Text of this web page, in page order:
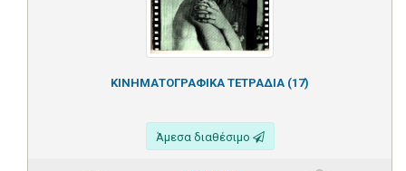
ΚΙΝΗΜΑΤΟΓΡΑΦΙΚΑ ΤΕΤΡΑΔΙΑ (17)
Άμεσα διαθέσιμο